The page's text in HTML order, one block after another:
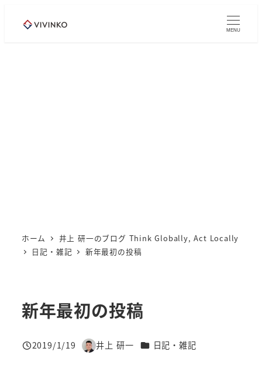
MENU
ホーム
井上 研一のブログ Think Globally, Act Locally
日記・雑記
新年最初の投稿
新年最初の投稿
投稿日
2019/1/19
著
井上 研一 カテゴリー
日記・雑記